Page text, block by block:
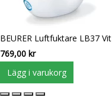
BEURER Luftfuktare LB37 Vit
769,00 kr
Lägg i varukorg